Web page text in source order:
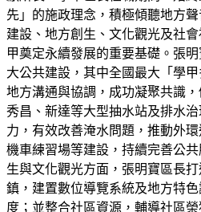
先」的施政理念，積極傾聽地方
建設、地方創生、文化觀光及社
甲奠定永續發展的重要基礎。張
大公共建設，其中全國最大「學
地方溝通與協調，成功凝聚共識
秀昌、新達等大型抽水站及排水
力，有效改善淹水問題，推動外
機車練習場等建設，持續完善公
生與文化觀光方面，張明寶區長
鎮，建置數位導覽系統及地方特
度；並整合社區資源，輔導社區